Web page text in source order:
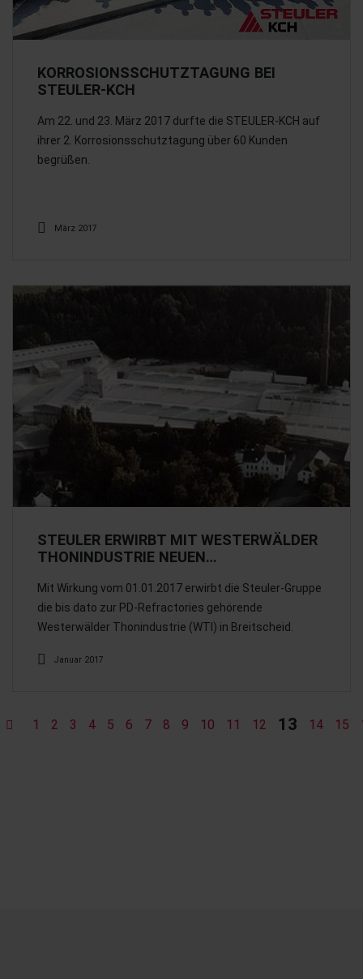
KORROSIONSSCHUTZTAGUNG BEI
STEULER-KCH
Am 22. und 23. März 2017 durfte die STEULER-KCH auf
ihrer 2. Korrosionsschutztagung über 60 Kunden
begrüßen.
März 2017
STEULER ERWIRBT MIT WESTERWÄLDER
THONINDUSTRIE NEUEN…
Mit Wirkung vom 01.01.2017 erwirbt die Steuler-Gruppe
die bis dato zur PD-Refractories gehörende
Westerwälder Thonindustrie (WTI) in Breitscheid.
Januar 2017
1 2 3 4 5 6 7 8 9 10 11 12 13 14 15